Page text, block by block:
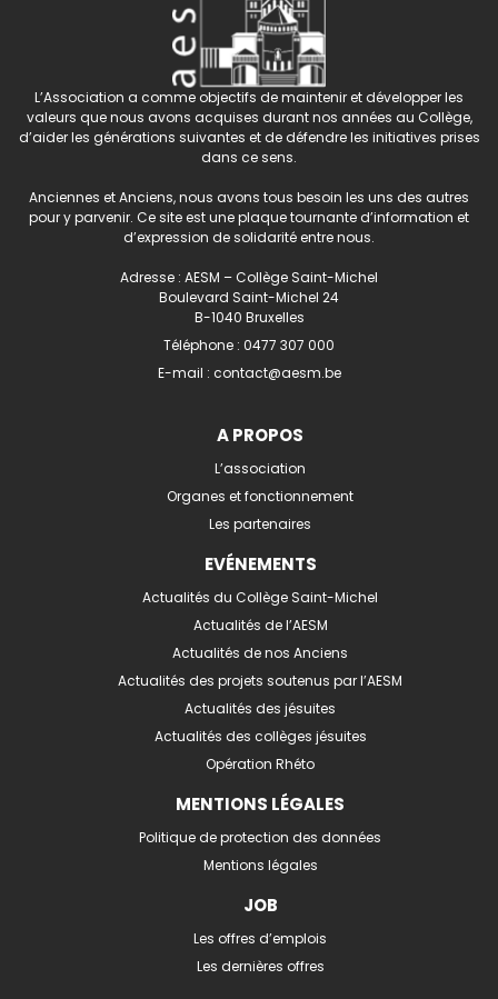
L’Association a comme objectifs de maintenir et développer les
valeurs que nous avons acquises durant nos années au Collège,
d’aider les générations suivantes et de défendre les initiatives prises
dans ce sens.
Anciennes et Anciens, nous avons tous besoin les uns des autres
pour y parvenir. Ce site est une plaque tournante d’information et
d’expression de solidarité entre nous.
Adresse : AESM – Collège Saint-Michel
Boulevard Saint-Michel 24
B-1040 Bruxelles
Téléphone : 0477 307 000
E-mail : contact@aesm.be
A PROPOS
L’association
Organes et fonctionnement
Les partenaires
EVÉNEMENTS
Actualités du Collège Saint-Michel
Actualités de l’AESM
Actualités de nos Anciens
Actualités des projets soutenus par l’AESM
Actualités des jésuites
Actualités des collèges jésuites
Opération Rhéto
MENTIONS LÉGALES
Politique de protection des données
Mentions légales
JOB
Les offres d’emplois
Les dernières offres